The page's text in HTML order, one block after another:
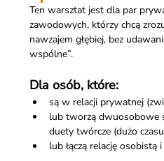
Ten warsztat jest dla par
zawodowych, którzy chcą
nawzajem głębiej, bez
wspólne”.
Dla osób, które:
są w relacji prywatnej
lub tworzą dwuosobowe
duety twórcze (dużo
lub łączą relację osobistą